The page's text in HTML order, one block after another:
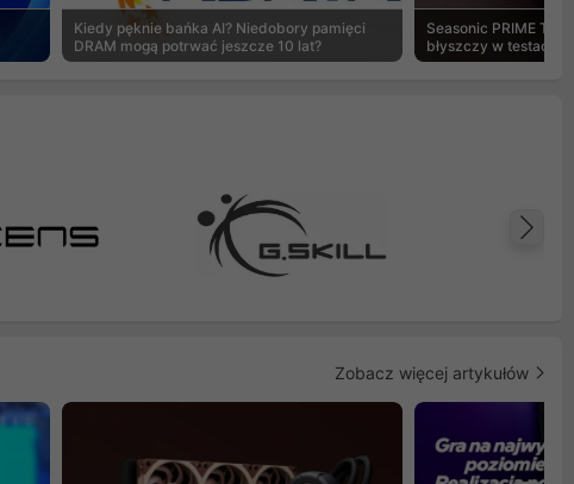
Kiedy pęknie bańka AI? Niedobory pamięci
DRAM mogą potrwać jeszcze 10 lat?
Seasonic PRIME
błyszczy w testach
Zobacz więcej artykułów